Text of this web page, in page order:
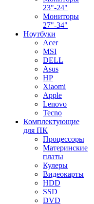
23"-24"
Мониторы
27"-34"
Ноутбуки
Acer
MSI
DELL
Asus
HP
Xiaomi
Apple
Lenovo
Tecno
Комплектующие
для ПК
Процессоры
Материнские
платы
Кулеры
Видеокарты
HDD
SSD
DVD